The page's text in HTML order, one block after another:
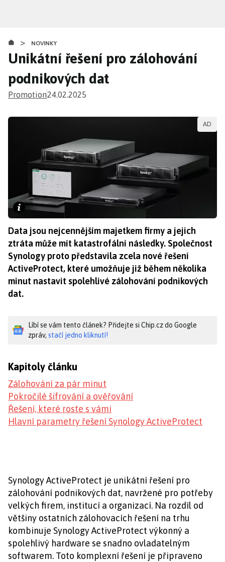
obsahu
> NOVINKY
Unikátní řešení pro zálohování
podnikových dat
Promotion24.02.2025
AD
Data jsou nejcennějším majetkem firmy a jejich
ztráta může mít katastrofální následky. Společnost
Synology proto představila zcela nové řešení
ActiveProtect, které umožňuje již během několika
minut nastavit spolehlivé zálohování podnikových
dat.
Líbí se vám tento článek? Přidejte si Chip.cz do Google
zpráv, stačí jedno kliknutí!
Kapitoly článku
Zálohování za pár minut
Pokročilé šifrování a ověřování
Řešení, které roste s vámi
Hlavní parametry řešení Synology ActiveProtect
Synology ActiveProtect je unikátní řešení pro
zálohování podnikových dat, navržené pro potřeby
velkých firem, institucí a organizací. Na rozdíl od
většiny ostatních zálohovacích řešení na trhu
kombinuje Synology ActiveProtect výkonný a
spolehlivý hardware se snadno ovladatelným
softwarem. Toto komplexní řešení je připraveno